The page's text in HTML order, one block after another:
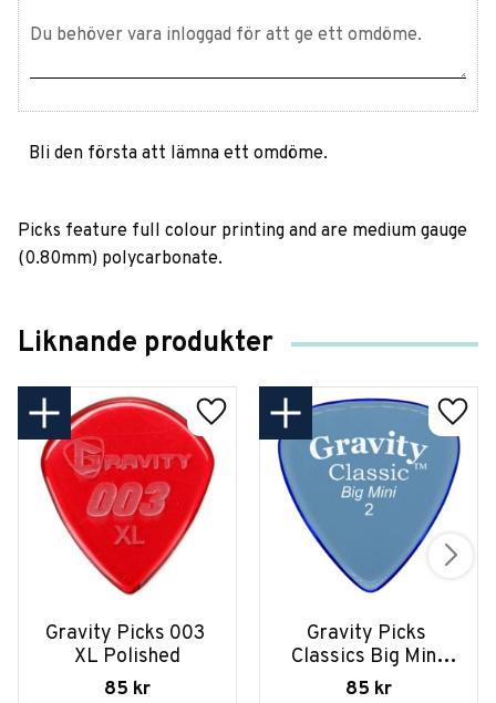
Bli den första att lämna ett omdöme.
Picks feature full colour printing and are medium gauge
(0.80mm) polycarbonate.
Liknande produkter
Gravity Picks 003
XL Polished
85 kr
Gravity Picks
Classics Big Mini
2,0 mm Polished
85 kr